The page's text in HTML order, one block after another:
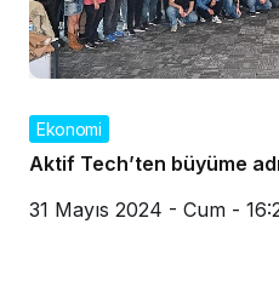
Ekonomi
Aktif Tech’ten büyüme
31 Mayıs 2024 - Cum -